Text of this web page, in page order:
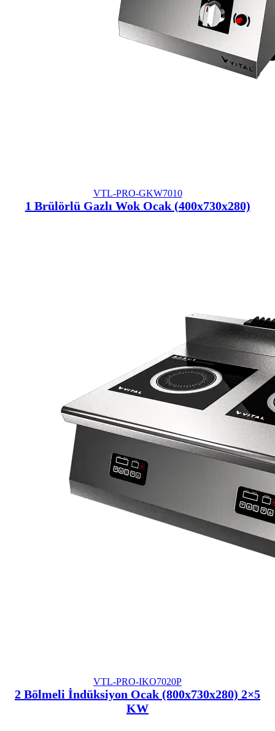
VTL-PRO-GKW7010
1 Brülörlü Gazlı Wok Ocak (400x730x280)
VTL-PRO-IKO7020P
2 Bölmeli İndüksiyon Ocak (800x730x280) 2×5
KW